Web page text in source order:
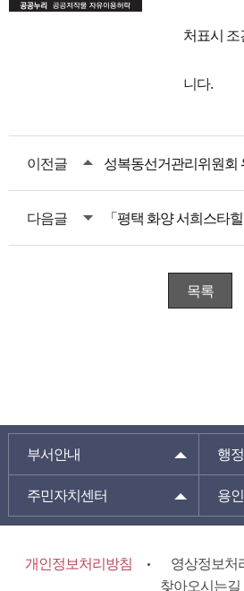
처표시 조
니다.
이전글 성복동선거관리위원회
다음글
목록
부서안내 행
주민자치센터 용
개인정보처리방침
영상정보처
찾아오시는길